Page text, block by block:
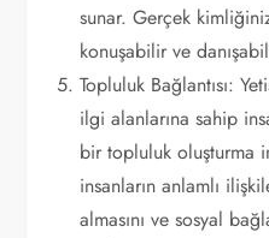
sunar. Gerçek
konuşabilir ve
Topluluk Bağlantısı:
ilgi alanlarına sahip
bir topluluk oluşturma
insanların anlamlı
almasını ve sosyal